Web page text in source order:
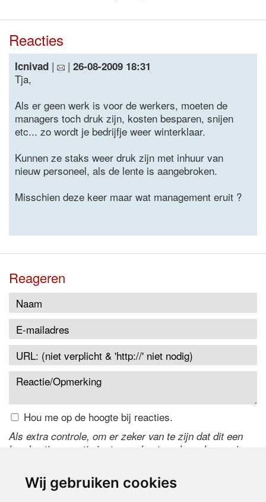
Wij gebruiken cookies
Reacties
Icnivad | | 26-08-2009 18:31
Tja,
Als er geen werk is voor de werkers, moeten de
managers toch druk zijn, kosten besparen, snijen
etc... zo wordt je bedrijfje weer winterklaar.
Kunnen ze staks weer druk zijn met inhuur van
nieuw personeel, als de lente is aangebroken.
Misschien deze keer maar wat management eruit ?
Reageren
Hou me op de hoogte bij reacties.
Als extra controle, om er zeker van te zijn dat dit een
handmatige reactie is, typ onderstaande code over in
de code te wijzigen.